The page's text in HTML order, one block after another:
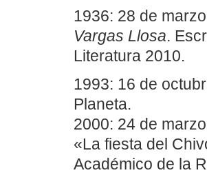
1936: 28 de
Vargas Llosa.
Literatura 2010.
1993: 16 de
Planeta.
2000: 24 de
«La fiesta del
Académico de la